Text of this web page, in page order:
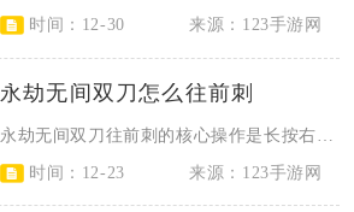
时间：12-30
来源：123手游网
永劫无间双刀怎么往前刺
永劫无间双刀往前刺的核心操作是长按右键蓄力，一段蓄力释放剪挽花（前踏突刺），...
时间：12-23
来源：123手游网